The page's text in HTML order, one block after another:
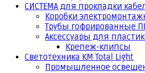
СИСТЕМА для прокладки
Коробки
Трубы гофрированные
Аксессуары для
Крепеж-клипсы
Светотехника КМ Total Light
Промышленное